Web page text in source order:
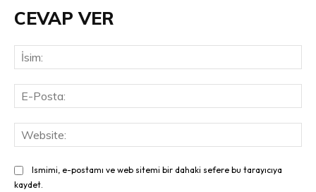
CEVAP VER
Ismimi, e-postamı ve web sitemi bir dahaki sefere bu tarayıcıya
kaydet.